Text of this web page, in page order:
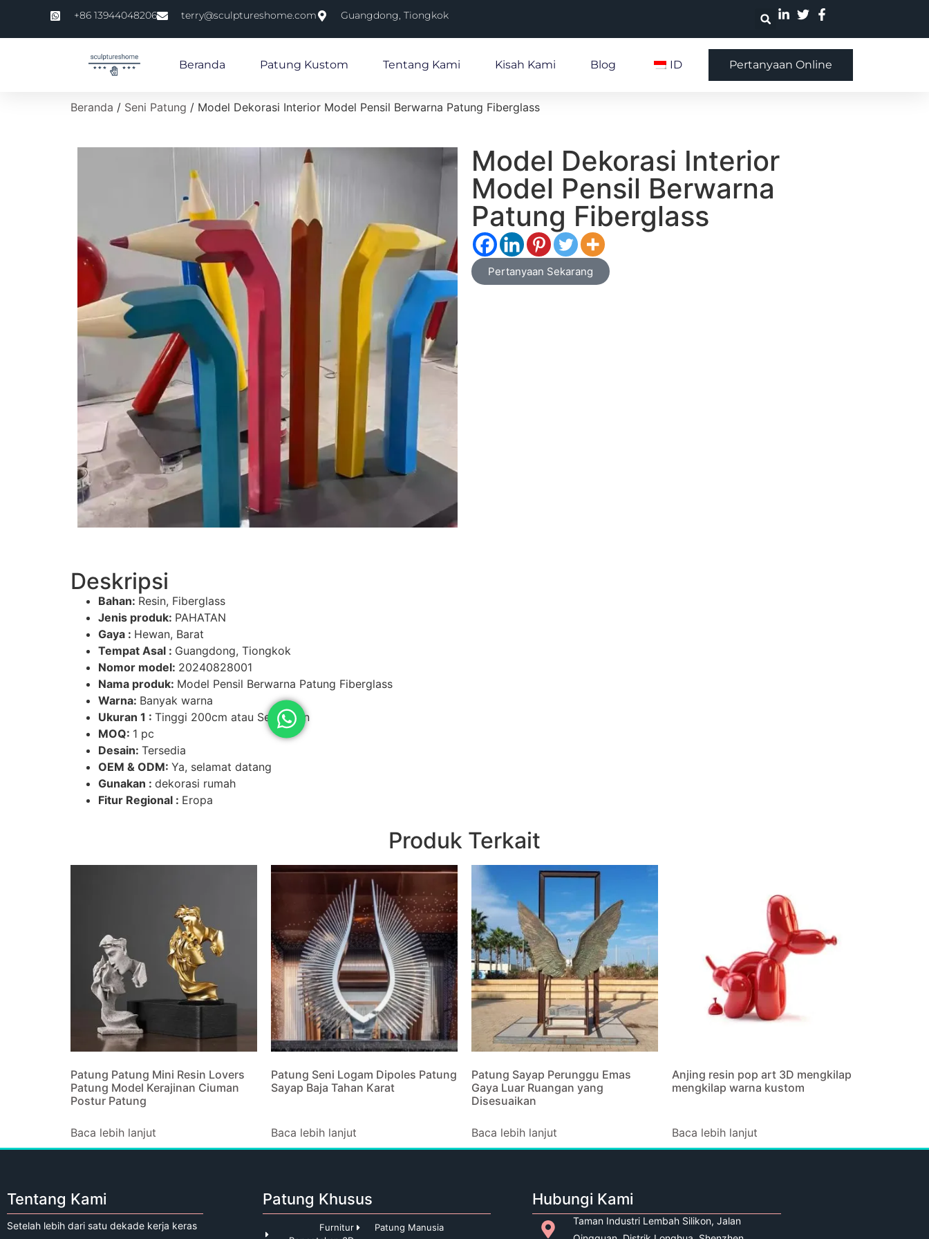
+86 13944048206 terry@sculptureshome.com Guangdong, Tiongkok
Beranda Patung Kustom Tentang Kami Kisah Kami Blog ID Pertanyaan Online
Beranda / Seni Patung / Model Dekorasi Interior Model Pensil Berwarna Patung Fiberglass
Model Dekorasi Interior
Model Pensil Berwarna
Patung Fiberglass
Pertanyaan Sekarang
Deskripsi
Bahan: Resin, Fiberglass
Jenis produk: PAHATAN
Gaya : Hewan, Barat
Tempat Asal : Guangdong, Tiongkok
Nomor model: 20240828001
Nama produk: Model Pensil Berwarna Patung Fiberglass
Warna: Banyak warna
Ukuran 1 : Tinggi 200cm atau Sesuaikan
MOQ: 1 pc
Desain: Tersedia
OEM & ODM: Ya, selamat datang
Gunakan : dekorasi rumah
Fitur Regional : Eropa
Produk Terkait
Patung Patung Mini Resin Lovers
Patung Model Kerajinan Ciuman
Postur Patung
Baca lebih lanjut
Patung Seni Logam Dipoles Patung
Sayap Baja Tahan Karat
Baca lebih lanjut
Patung Sayap Perunggu Emas
Gaya Luar Ruangan yang
Disesuaikan
Baca lebih lanjut
Anjing resin pop art 3D mengkilap
mengkilap warna kustom
Baca lebih lanjut
Tentang Kami
Setelah lebih dari satu dekade kerja keras
Patung Khusus
Furnitur
Patung Manusia
Hubungi Kami
Taman Industri Lembah Silikon, Jalan